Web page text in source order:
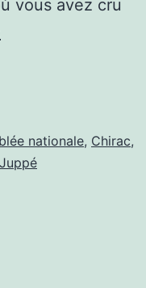
vous avez cru
LA
FRANCE
nationale, Chirac,
Juppé